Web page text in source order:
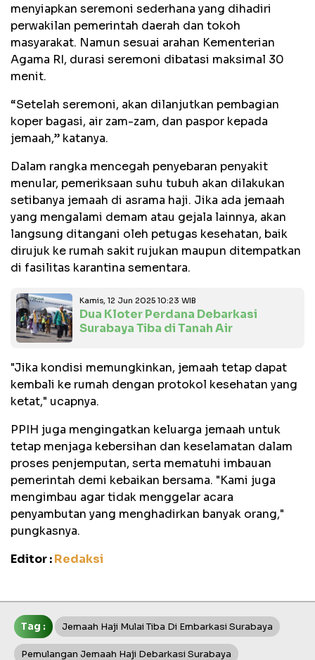
menyiapkan seremoni sederhana yang dihadiri
perwakilan pemerintah daerah dan tokoh
masyarakat. Namun sesuai arahan Kementerian
Agama RI, durasi seremoni dibatasi maksimal 30
menit.
“Setelah seremoni, akan dilanjutkan pembagian
koper bagasi, air zam-zam, dan paspor kepada
jemaah,” katanya.
Dalam rangka mencegah penyebaran penyakit
menular, pemeriksaan suhu tubuh akan dilakukan
setibanya jemaah di asrama haji. Jika ada jemaah
yang mengalami demam atau gejala lainnya, akan
langsung ditangani oleh petugas kesehatan, baik
dirujuk ke rumah sakit rujukan maupun ditempatkan
di fasilitas karantina sementara.
Kamis, 12 Jun 2025 10:23 WIB
Dua Kloter Perdana Debarkasi
Surabaya Tiba di Tanah Air
"Jika kondisi memungkinkan, jemaah tetap dapat
kembali ke rumah dengan protokol kesehatan yang
ketat," ucapnya.
PPIH juga mengingatkan keluarga jemaah untuk
tetap menjaga kebersihan dan keselamatan dalam
proses penjemputan, serta mematuhi imbauan
pemerintah demi kebaikan bersama. "Kami juga
mengimbau agar tidak menggelar acara
penyambutan yang menghadirkan banyak orang,"
pungkasnya.
Editor :Redaksi
Tag : Jemaah Haji Mulai Tiba Di Embarkasi Surabaya
Pemulangan Jemaah Haji Debarkasi Surabaya